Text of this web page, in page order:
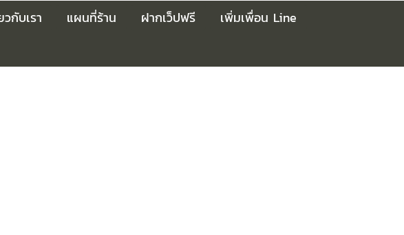
วกับเรา แผนที่ร้าน ฝากเว็ปฟรี
เพิ่มเพื่อน Line